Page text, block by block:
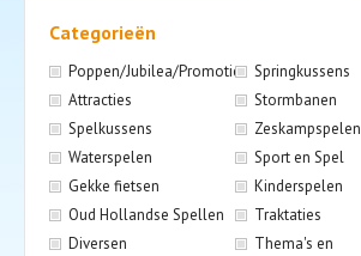
Categorieën
Poppen/Jubilea/Promotie
Springkussens
Attracties
Stormbanen
Spelkussens
Zeskampspelen
Waterspelen
Sport en Spel
Gekke fietsen
Kinderspelen
Oud Hollandse Spellen
Traktaties
Diversen
Thema's en